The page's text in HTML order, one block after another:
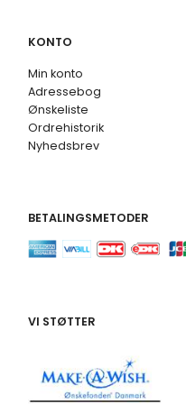
KONTO
Min konto
Adressebog
Ønskeliste
Ordrehistorik
Nyhedsbrev
BETALINGSMETODER
VI STØTTER